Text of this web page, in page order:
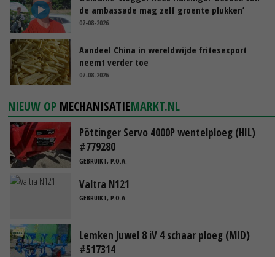
de ambassade mag zelf groente plukken’
07-08-2026
Aandeel China in wereldwijde fritesexport
neemt verder toe
07-08-2026
NIEUW OP MECHANISATIEMARKT.NL
Pöttinger Servo 4000P wentelploeg (HIL)
#779280
GEBRUIKT, P.O.A.
Valtra N121
GEBRUIKT, P.O.A.
Lemken Juwel 8 iV 4 schaar ploeg (MID)
#517314